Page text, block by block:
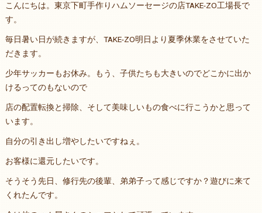
こんにちは。東京下町手作りハムソーセージの店TAKE-ZO工場長で
す。
毎日暑い日が続きますが、TAKE-ZO明日より夏季休業をさせていた
だきます。
少年サッカーもお休み。もう、子供たちも大きいのでどこかに出か
けるってのもないので
店の配置転換と掃除、そして美味しいもの食べに行こうかと思って
います。
自分の引き出し増やしたいですねぇ。
お客様に還元したいです。
そうそう先日、修行先の後輩、弟弟子って感じですか？遊びに来て
くれたんです。